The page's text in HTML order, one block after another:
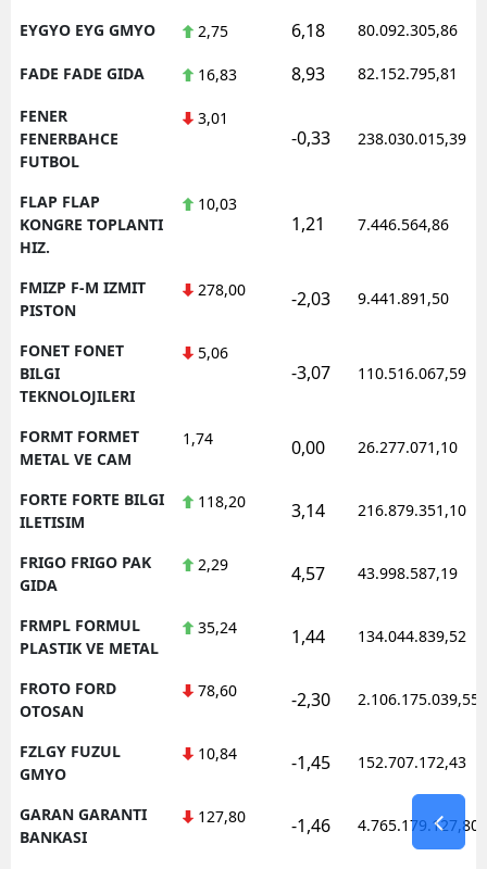
EYGYO EYG GMYO 2,75 6,18 80.092.305,86
FADE FADE GIDA 16,83 8,93 82.152.795,81
FENER
FENERBAHCE
FUTBOL
3,01
-0,33 238.030.015,39
FLAP FLAP
KONGRE TOPLANTI
HIZ.
10,03
1,21 7.446.564,86
FMIZP F-M IZMIT
PISTON
278,00 -2,03 9.441.891,50
FONET FONET
BILGI
TEKNOLOJILERI
5,06
-3,07 110.516.067,59
FORMT FORMET
METAL VE CAM
1,74 0,00 26.277.071,10
FORTE FORTE BILGI
ILETISIM
118,20 3,14 216.879.351,10
FRIGO FRIGO PAK
GIDA
2,29 4,57 43.998.587,19
FRMPL FORMUL
PLASTIK VE METAL
35,24 1,44 134.044.839,52
FROTO FORD
OTOSAN
78,60 -2,30 2.106.175.039,55
FZLGY FUZUL
GMYO
10,84 -1,45 152.707.172,43
GARAN GARANTI
BANKASI
127,80 -1,46 4.765.179.127,80